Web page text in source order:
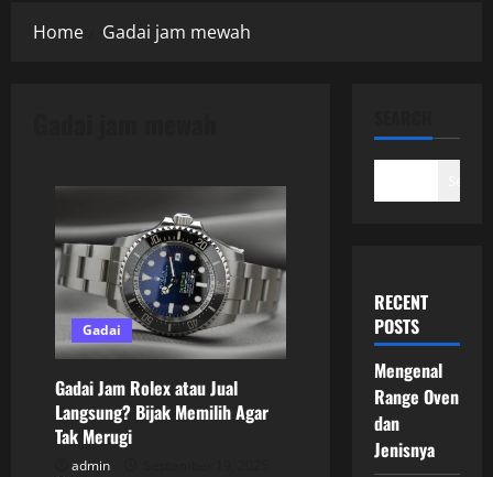
Home Gadai jam mewah
Gadai
Gadai Jam Rolex atau Jual
Langsung? Bijak Memilih Agar
Tak Merugi
admin
RECENT
POSTS
Mengenal
Range Oven
dan
Jenisnya